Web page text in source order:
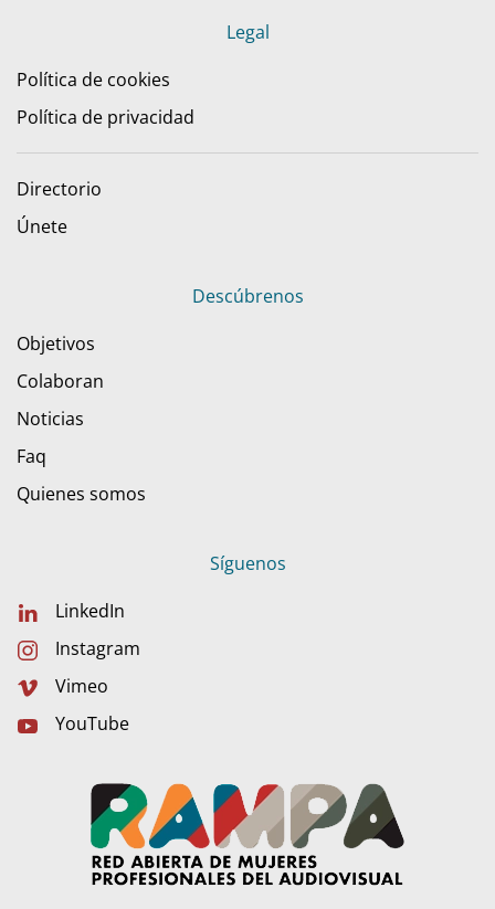
Legal
Política de cookies
Política de privacidad
Directorio
Únete
Descúbrenos
Objetivos
Colaboran
Noticias
Faq
Quienes somos
Síguenos
LinkedIn
Instagram
Vimeo
YouTube